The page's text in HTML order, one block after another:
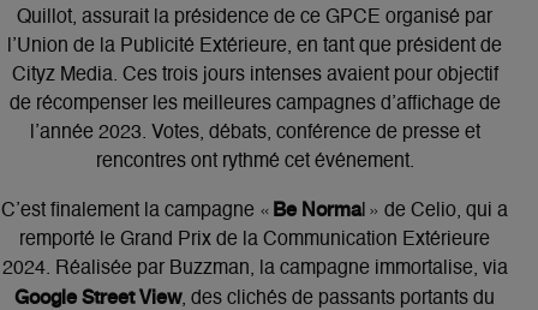
Quillot, assurait la présidence de ce GPCE organisé par
l’Union de la Publicité Extérieure, en tant que président de
Cityz Media. Ces trois jours intenses avaient pour objectif
de récompenser les meilleures campagnes d’affichage de
l’année 2023. Votes, débats, conférence de presse et
rencontres ont rythmé cet événement.
C’est finalement la campagne « Be Normal » de Celio, qui a
remporté le Grand Prix de la Communication Extérieure
2024. Réalisée par Buzzman, la campagne immortalise, via
Google Street View, des clichés de passants portants du